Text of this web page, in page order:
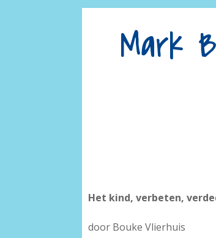
Mark
Het kind, verbeten,
door Bouke Vlierhuis